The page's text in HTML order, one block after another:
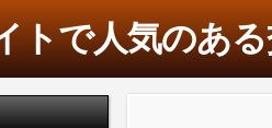
トで人気のあ